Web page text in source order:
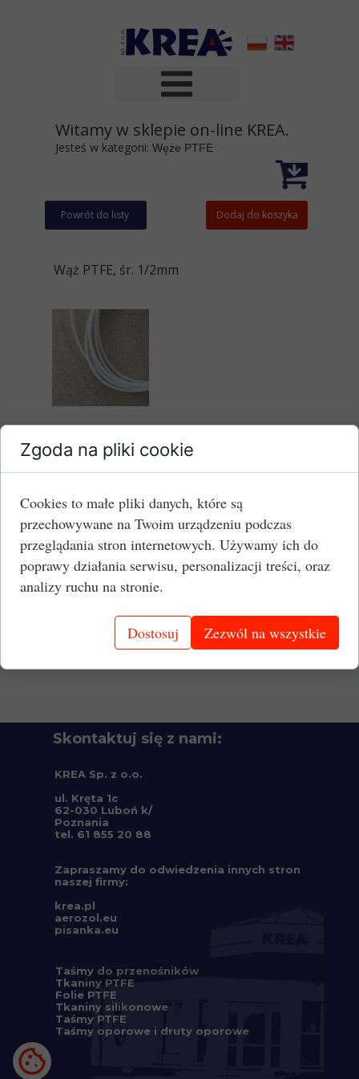
Powrót do listy Dodaj do koszyka
Witamy w sklepie on-line KREA.
Jesteś w kategorii: Węże PTFE
Jednostka:mb
Cena brutto: 2,00 PLN/mb
Dowiedz się więcej:
Węże PTFE - właściwości dla przemysłu.
Wąż PTFE, śr. 1/2mm
Skontaktuj się z nami:
KREA Sp. z o.o.
ul. Kręta 1c
62-030 Luboń k/
Poznania
tel. 61 855 20 88
Taśmy do przenośników
Tkaniny PTFE
Folie PTFE
Tkaniny silikonowe
Taśmy PTFE
Taśmy oporowe i druty oporowe
Zapraszamy do odwiedzenia innych stron
naszej firmy:
krea.pl
aerozol.eu
pisanka.eu
Zgoda na pliki cookie
Cookies to małe pliki danych, które są
przechowywane na Twoim urządzeniu podczas
przeglądania stron internetowych. Używamy ich do
poprawy działania serwisu, personalizacji treści, oraz
analizy ruchu na stronie.
Dostosuj Zezwól na wszystkie